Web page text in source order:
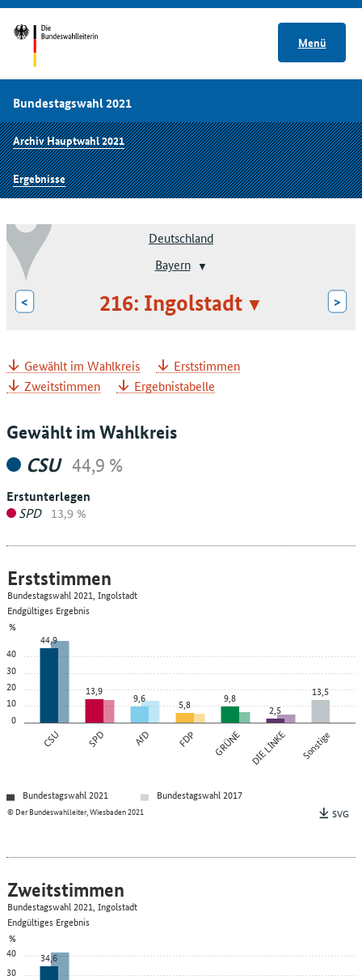
Menü
Bundestagswahl 2021
Archiv Hauptwahl 2021
Ergebnisse
Deutschland
Bayern
< 216: Ingolstadt >
Gewählt im Wahlkreis
Erststimmen
Zweitstimmen
Ergebnistabelle
Gewählt im Wahlkreis
CSU 44,9 %
Erstunterlegen
SPD 13,9 %
0
10
20
30
40
%
CSU SPD AfD FDP GRÜNE DIE LINKE Sonstige
44,9
13,9 9,6 5,8 9,8
2,5
13,5
© Der Bundeswahlleiter, Wiesbaden 2021
Erststimmen
Bundestagswahl 2021, Ingolstadt
Endgültiges Ergebnis
Bundestagswahl 2021
Bundestagswahl 2017
SVG
30
40
%
34,6
Zweitstimmen
Bundestagswahl 2021, Ingolstadt
Endgültiges Ergebnis